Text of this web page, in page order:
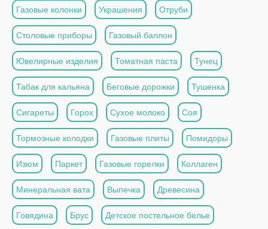
Газовые колонки Украшения Отруби
Столовые приборы Газовый баллон
Ювелирные изделия Томатная паста Тунец
Табак для кальяна Беговые дорожки Тушенка
Сигареты Горох Сухое молоко Соя
Тормозные колодки Газовые плиты Помидоры
Изюм Паркет Газовые горелки Коллаген
Минеральная вата Выпечка Древесина
Говядина Брус Детское постельное белье